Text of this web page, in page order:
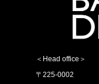
＜Head office＞
〒225-0002